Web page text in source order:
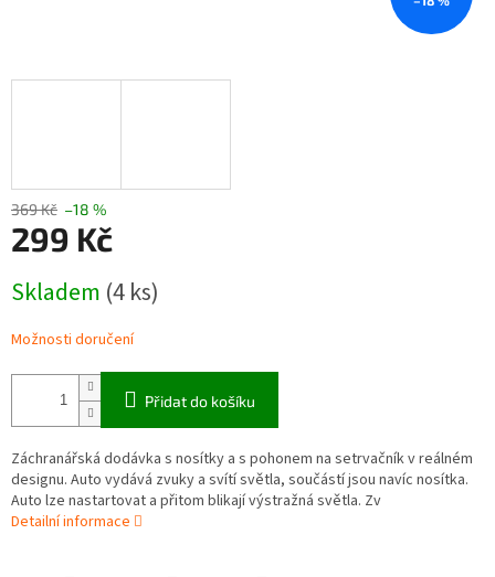
369 Kč –18 %
299 Kč
cena:
Skladem (4 ks)
Možnosti doručení
Přidat do košíku
Záchranářská dodávka s nosítky a s pohonem na setrvačník v reálném
designu. Auto vydává zvuky a svítí světla, součástí jsou navíc nosítka.
Auto lze nastartovat a přitom blikají výstražná světla. Zv
Detailní informace